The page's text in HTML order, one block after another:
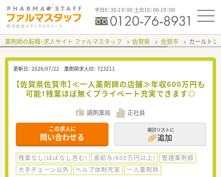
平日9：30-19：00 土日10：00-19：00
薬剤師の転職・求人サイト ファルマスタッフ 佐賀県 佐賀市 カールトン
更新日： 2026/07/22 薬剤師求人ID： 723211
【佐賀県佐賀市】≪一人薬剤師の店舗≫年収600万円も
可能！残業ほぼ無くプライベート充実できます◎
調剤薬局 正社員
この求人に
問い合わせる
検討リストに
追加
残業なし(ほぼなし含む) 高給与(600万円以上)
管理薬剤師
大手チェーン以外
ヘルプ体制充実 一人薬剤師